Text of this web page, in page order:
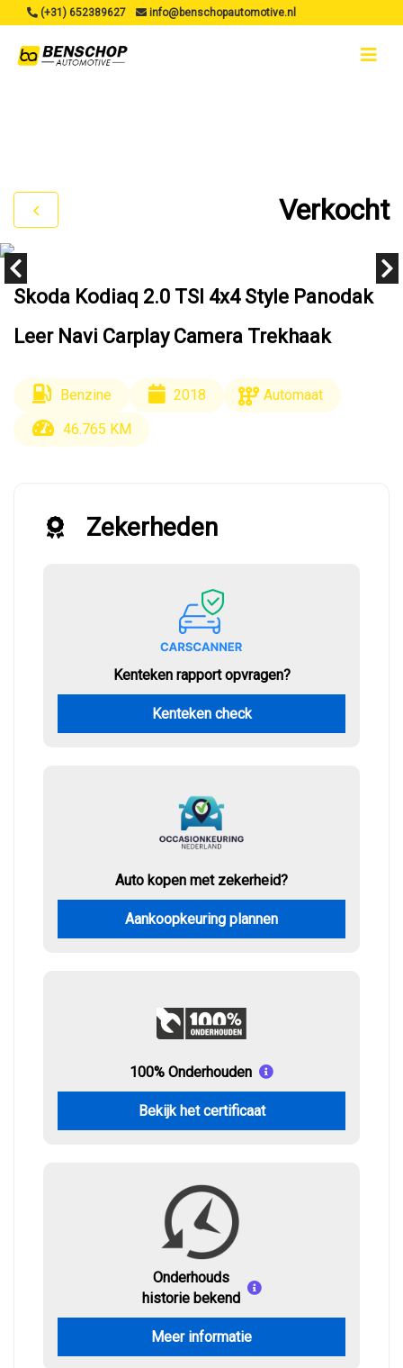
(+31) 652389627 info@benschopautomotive.nl
Verkocht
Skoda Kodiaq 2.0 TSI 4x4 Style Panodak
Leer Navi Carplay Camera Trekhaak
Benzine 2018
Automaat
46.765 KM
Zekerheden
Kenteken rapport opvragen?
Kenteken check
Auto kopen met zekerheid?
Aankoopkeuring plannen
100% Onderhouden
Bekijk het certificaat
Onderhouds
historie bekend
Meer informatie